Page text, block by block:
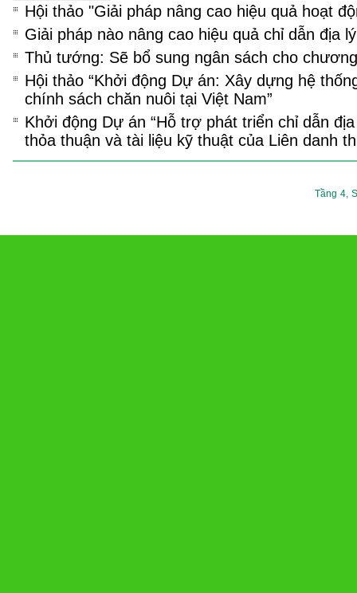
Hội thảo "Giải pháp nâng cao hiệu quả hoạt
Giải pháp nào nâng cao hiệu quả chỉ dẫn địa
Thủ tướng: Sẽ bổ sung ngân sách cho
Hội thảo “Khởi động Dự án: Xây dựng hệ
chính sách chăn nuôi tại Việt Nam”
Khởi động Dự án “Hỗ trợ phát triển chỉ dẫn
thỏa thuận và tài liệu kỹ thuật của Liên danh
Tầng 4,